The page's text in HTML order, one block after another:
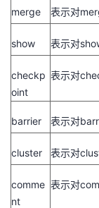
merge 表示对
show 表示对
checkp
oint
表示对
barrier 表示对
cluster 表示对
comme
nt
表示对